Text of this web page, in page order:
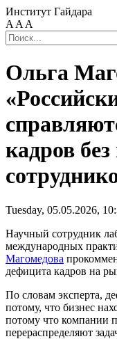
Институт Гайдара
A A A
Ольга
кадров
Tuesday, 05.05.2026,
Научный сотрудник
международных
Магомедова
дефицита кадров на
По словам эксперта,
потому, что бизнес
потому что компании
перераспределяют